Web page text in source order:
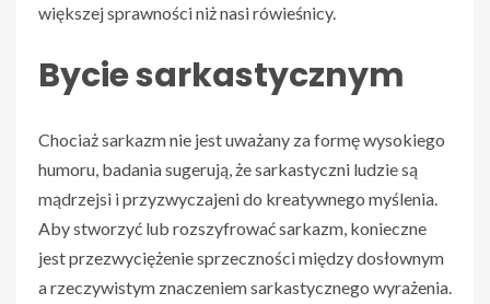
większej sprawności niż nasi rówieśnicy.
Bycie sarkastycznym
Chociaż sarkazm nie jest uważany za formę wysokiego
humoru, badania sugerują, że sarkastyczni ludzie są
mądrzejsi i przyzwyczajeni do kreatywnego myślenia.
Aby stworzyć lub rozszyfrować sarkazm, konieczne
jest przezwyciężenie sprzeczności między dosłownym
a rzeczywistym znaczeniem sarkastycznego wyrażenia.